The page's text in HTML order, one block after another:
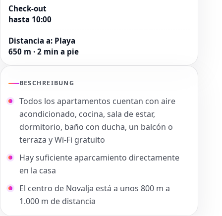
Check-out
hasta 10:00
Distancia a: Playa
650 m · 2 min a pie
BESCHREIBUNG
Todos los apartamentos cuentan con aire
acondicionado, cocina, sala de estar,
dormitorio, baño con ducha, un balcón o
terraza y Wi-Fi gratuito
Hay suficiente aparcamiento directamente
en la casa
El centro de Novalja está a unos 800 m a
1.000 m de distancia